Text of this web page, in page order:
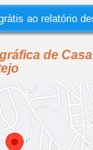
ao relatório
de